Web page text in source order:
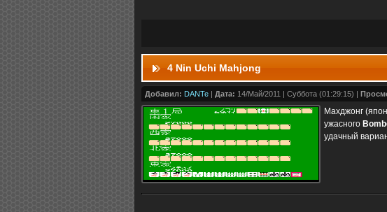
4 Nin Uchi Mahjong
Добавил: DANTe | Дата: 14/Май/2011 | Суббота (01:29:15) |
Махджонг
ужасного
удачный